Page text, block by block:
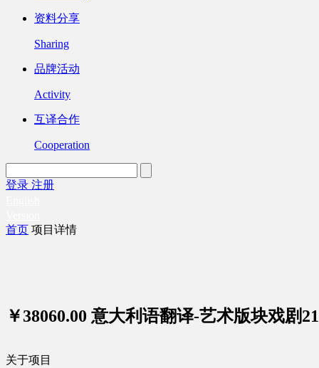
资料分享
Sharing
品牌活动
Activity
互译合作
Cooperation
登录 注册
首页 项目详情
￥38060.00 意大利语翻译-艺术版块戏剧
关于项目